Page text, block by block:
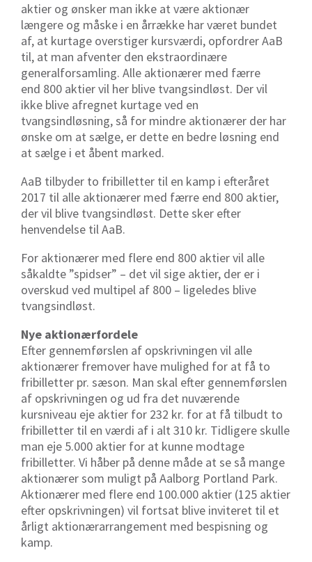
aktier og ønsker man ikke at være aktionær
længere og måske i en årrække har været bundet
af, at kurtage overstiger kursværdi, opfordrer AaB
til, at man afventer den ekstraordinære
generalforsamling. Alle aktionærer med færre
end 800 aktier vil her blive tvangsindløst. Der vil
ikke blive afregnet kurtage ved en
tvangsindløsning, så for mindre aktionærer der har
ønske om at sælge, er dette en bedre løsning end
at sælge i et åbent marked.
AaB tilbyder to fribilletter til en kamp i efteråret
2017 til alle aktionærer med færre end 800 aktier,
der vil blive tvangsindløst. Dette sker efter
henvendelse til AaB.
For aktionærer med flere end 800 aktier vil alle
såkaldte ”spidser” – det vil sige aktier, der er i
overskud ved multipel af 800 – ligeledes blive
tvangsindløst.
Nye aktionærfordele
Efter gennemførslen af opskrivningen vil alle
aktionærer fremover have mulighed for at få to
fribilletter pr. sæson. Man skal efter gennemførslen
af opskrivningen og ud fra det nuværende
kursniveau eje aktier for 232 kr. for at få tilbudt to
fribilletter til en værdi af i alt 310 kr. Tidligere skulle
man eje 5.000 aktier for at kunne modtage
fribilletter. Vi håber på denne måde at se så mange
aktionærer som muligt på Aalborg Portland Park.
Aktionærer med flere end 100.000 aktier (125 aktier
efter opskrivningen) vil fortsat blive inviteret til et
årligt aktionærarrangement med bespisning og
kamp.